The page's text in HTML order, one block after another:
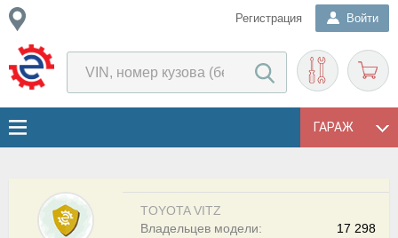
Регистрация Войти
ГАРАЖ
TOYOTA VITZ
17 298
Владельцев модели: